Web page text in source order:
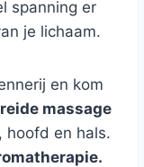
spanning er
je lichaam.
en kom
massage
hoofd en hals.